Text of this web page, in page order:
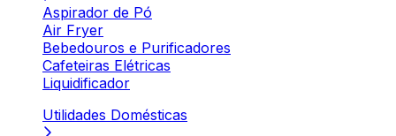
Aspirador de Pó
Air Fryer
Bebedouros e Purificadores
Cafeteiras Elétricas
Liquidificador
Utilidades Domésticas